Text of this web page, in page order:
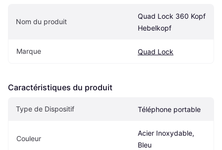
Nom du produit
Quad Lock 360 Kopf
Hebelkopf
Marque Quad Lock
Caractéristiques du produit
Type de Dispositif Téléphone portable
Couleur
Acier Inoxydable,
Bleu